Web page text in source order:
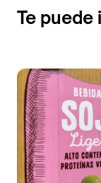
Te puede